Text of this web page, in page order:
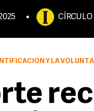
DE EXTIRPAR A LOS MALOS